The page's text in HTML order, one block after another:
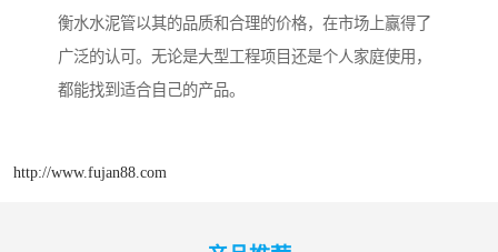
衡水水泥管以其的品质和合理的价格，在市场上赢得了
广泛的认可。无论是大型工程项目还是个人家庭使用，
都能找到适合自己的产品。
http://www.fujan88.com